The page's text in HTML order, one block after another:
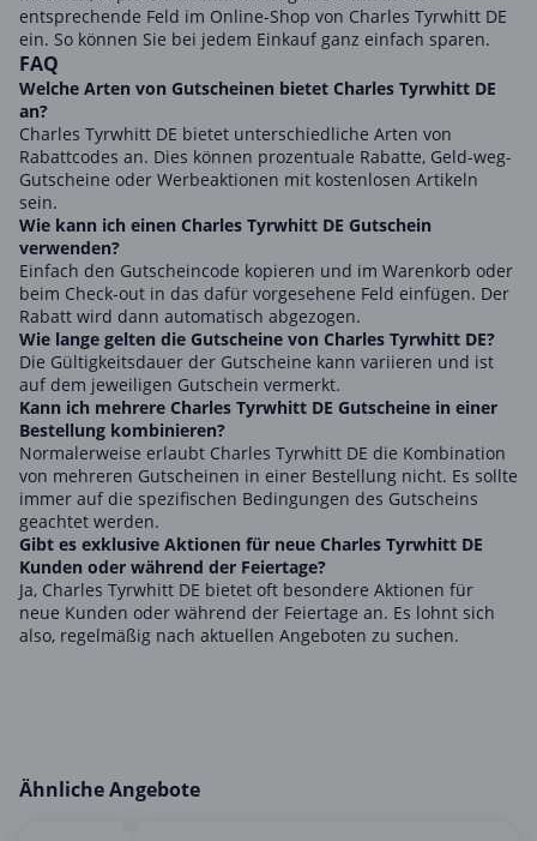
entsprechende Feld im Online-Shop von Charles Tyrwhitt DE
ein. So können Sie bei jedem Einkauf ganz einfach sparen.
FAQ
Welche Arten von Gutscheinen bietet Charles Tyrwhitt DE
an?
Charles Tyrwhitt DE bietet unterschiedliche Arten von
Rabattcodes an. Dies können prozentuale Rabatte, Geld-weg-
Gutscheine oder Werbeaktionen mit kostenlosen Artikeln
sein.
Wie kann ich einen Charles Tyrwhitt DE Gutschein
verwenden?
Einfach den Gutscheincode kopieren und im Warenkorb oder
beim Check-out in das dafür vorgesehene Feld einfügen. Der
Rabatt wird dann automatisch abgezogen.
Wie lange gelten die Gutscheine von Charles Tyrwhitt DE?
Die Gültigkeitsdauer der Gutscheine kann variieren und ist
auf dem jeweiligen Gutschein vermerkt.
Kann ich mehrere Charles Tyrwhitt DE Gutscheine in einer
Bestellung kombinieren?
Normalerweise erlaubt Charles Tyrwhitt DE die Kombination
von mehreren Gutscheinen in einer Bestellung nicht. Es sollte
immer auf die spezifischen Bedingungen des Gutscheins
geachtet werden.
Gibt es exklusive Aktionen für neue Charles Tyrwhitt DE
Kunden oder während der Feiertage?
Ja, Charles Tyrwhitt DE bietet oft besondere Aktionen für
neue Kunden oder während der Feiertage an. Es lohnt sich
also, regelmäßig nach aktuellen Angeboten zu suchen.
Ähnliche Angebote